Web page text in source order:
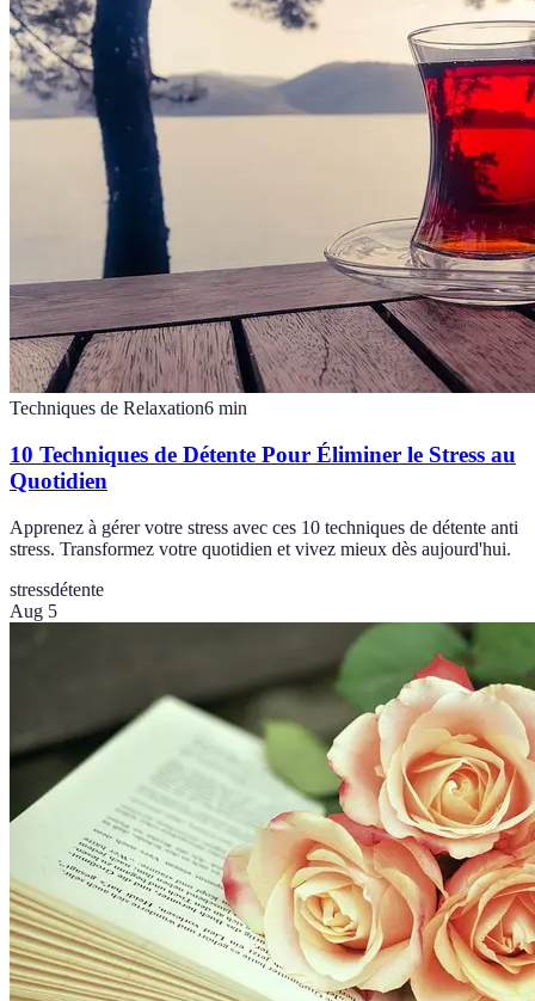
Techniques de Relaxation6 min
10 Techniques de Détente Pour Éliminer le Stress au
Quotidien
Apprenez à gérer votre stress avec ces 10 techniques de détente anti
stress. Transformez votre quotidien et vivez mieux dès aujourd'hui.
stressdétente
Aug 5